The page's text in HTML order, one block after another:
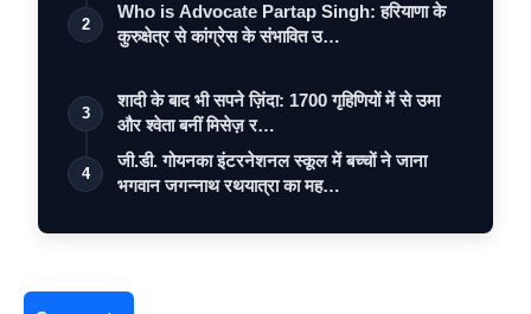
2
Who is Advocate Partap Singh: हरियाणा के
कुरुक्षेत्र से कांग्रेस के संभावित उ…
3
शादी के बाद भी सपने ज़िंदा: 1700 गृहिणियों में से उमा
और श्वेता बनीं मिसेज़ र…
4
जी.डी. गोयनका इंटरनेशनल स्कूल में बच्चों ने जाना
भगवान जगन्नाथ रथयात्रा का मह…